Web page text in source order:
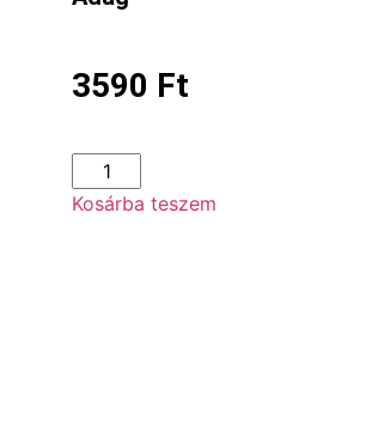
3590 Ft
Kosárba teszem